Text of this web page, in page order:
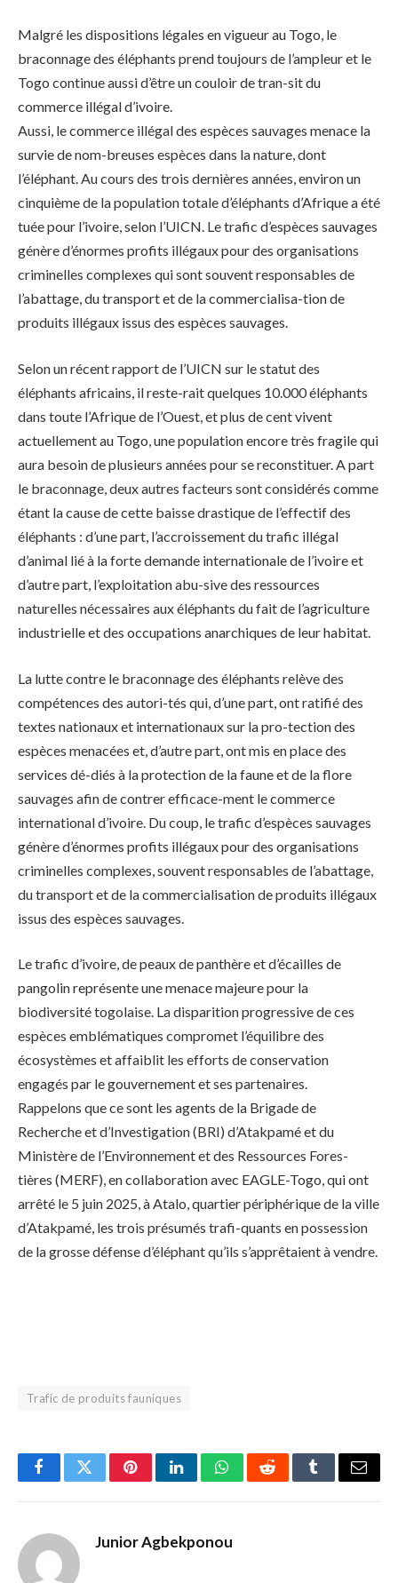
Malgré les dispositions légales en vigueur au Togo, le
braconnage des éléphants prend toujours de l’ampleur et le
Togo continue aussi d’être un couloir de tran-sit du
commerce illégal d’ivoire.
Aussi, le commerce illégal des espèces sauvages menace la
survie de nom-breuses espèces dans la nature, dont
l’éléphant. Au cours des trois dernières années, environ un
cinquième de la population totale d’éléphants d’Afrique a été
tuée pour l’ivoire, selon l’UICN. Le trafic d’espèces sauvages
génère d’énormes profits illégaux pour des organisations
criminelles complexes qui sont souvent responsables de
l’abattage, du transport et de la commercialisa-tion de
produits illégaux issus des espèces sauvages.
Selon un récent rapport de l’UICN sur le statut des
éléphants africains, il reste-rait quelques 10.000 éléphants
dans toute l’Afrique de l’Ouest, et plus de cent vivent
actuellement au Togo, une population encore très fragile qui
aura besoin de plusieurs années pour se reconstituer. A part
le braconnage, deux autres facteurs sont considérés comme
étant la cause de cette baisse drastique de l’effectif des
éléphants : d’une part, l’accroissement du trafic illégal
d’animal lié à la forte demande internationale de l’ivoire et
d’autre part, l’exploitation abu-sive des ressources
naturelles nécessaires aux éléphants du fait de l’agriculture
industrielle et des occupations anarchiques de leur habitat.
La lutte contre le braconnage des éléphants relève des
compétences des autori-tés qui, d’une part, ont ratifié des
textes nationaux et internationaux sur la pro-tection des
espèces menacées et, d’autre part, ont mis en place des
services dé-diés à la protection de la faune et de la flore
sauvages afin de contrer efficace-ment le commerce
international d’ivoire. Du coup, le trafic d’espèces sauvages
génère d’énormes profits illégaux pour des organisations
criminelles complexes, souvent responsables de l’abattage,
du transport et de la commercialisation de produits illégaux
issus des espèces sauvages.
Le trafic d’ivoire, de peaux de panthère et d’écailles de
pangolin représente une menace majeure pour la
biodiversité togolaise. La disparition progressive de ces
espèces emblématiques compromet l’équilibre des
écosystèmes et affaiblit les efforts de conservation
engagés par le gouvernement et ses partenaires.
Rappelons que ce sont les agents de la Brigade de
Recherche et d’Investigation (BRI) d’Atakpamé et du
Ministère de l’Environnement et des Ressources Fores-
tières (MERF), en collaboration avec EAGLE-Togo, qui ont
arrêté le 5 juin 2025, à Atalo, quartier périphérique de la ville
d’Atakpamé, les trois présumés trafi-quants en possession
de la grosse défense d’éléphant qu’ils s’apprêtaient à vendre.
Trafic de produits fauniques
FacebookTwitterPinterestLinkedInWhatsAppRedditTumblrEmail
Junior Agbekponou